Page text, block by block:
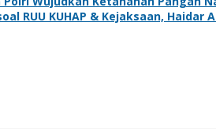
RUU KUHAP & Kejaksaan,